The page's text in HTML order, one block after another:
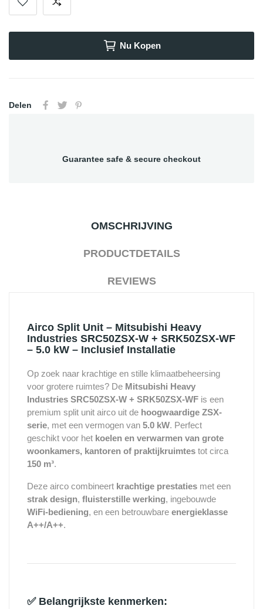
Nu Kopen
Delen
Guarantee safe & secure checkout
OMSCHRIJVING
PRODUCTDETAILS
REVIEWS
Airco Split Unit – Mitsubishi Heavy
Industries SRC50ZSX-W + SRK50ZSX-WF
– 5.0 kW – Inclusief Installatie
Op zoek naar krachtige en stille klimaatbeheersing
voor grotere ruimtes? De Mitsubishi Heavy
Industries SRC50ZSX-W + SRK50ZSX-WF is een
premium split unit airco uit de hoogwaardige ZSX-
serie, met een vermogen van 5.0 kW. Perfect
geschikt voor het koelen en verwarmen van grote
woonkamers, kantoren of praktijkruimtes tot circa
150 m³.
Deze airco combineert krachtige prestaties met een
strak design, fluisterstille werking, ingebouwde
WiFi-bediening, en een betrouwbare energieklasse
A++/A++.
✅ Belangrijkste kenmerken: